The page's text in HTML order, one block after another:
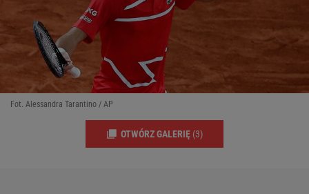
Fot. Alessandra Tarantino / AP
OTWÓRZ GALERIĘ (3)